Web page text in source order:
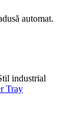
automat.